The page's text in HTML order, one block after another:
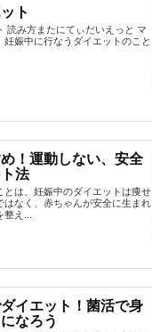
ト
読み方またにてぃだいえっと マ
妊娠中に行なうダイエットのこと
！運動しない、安全
法
とは、妊娠中のダイエットは痩せ
はなく、赤ちゃんが安全に生まれ
え...
イエット！菌活で身
なろう